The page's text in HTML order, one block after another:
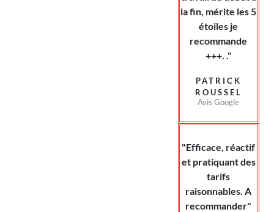
la fin, mérite les 5
étoiles je
recommande
+++. ."
PATRICK
ROUSSEL
Avis Google
"Efficace, réactif
et pratiquant des
tarifs
raisonnables. A
recommander"